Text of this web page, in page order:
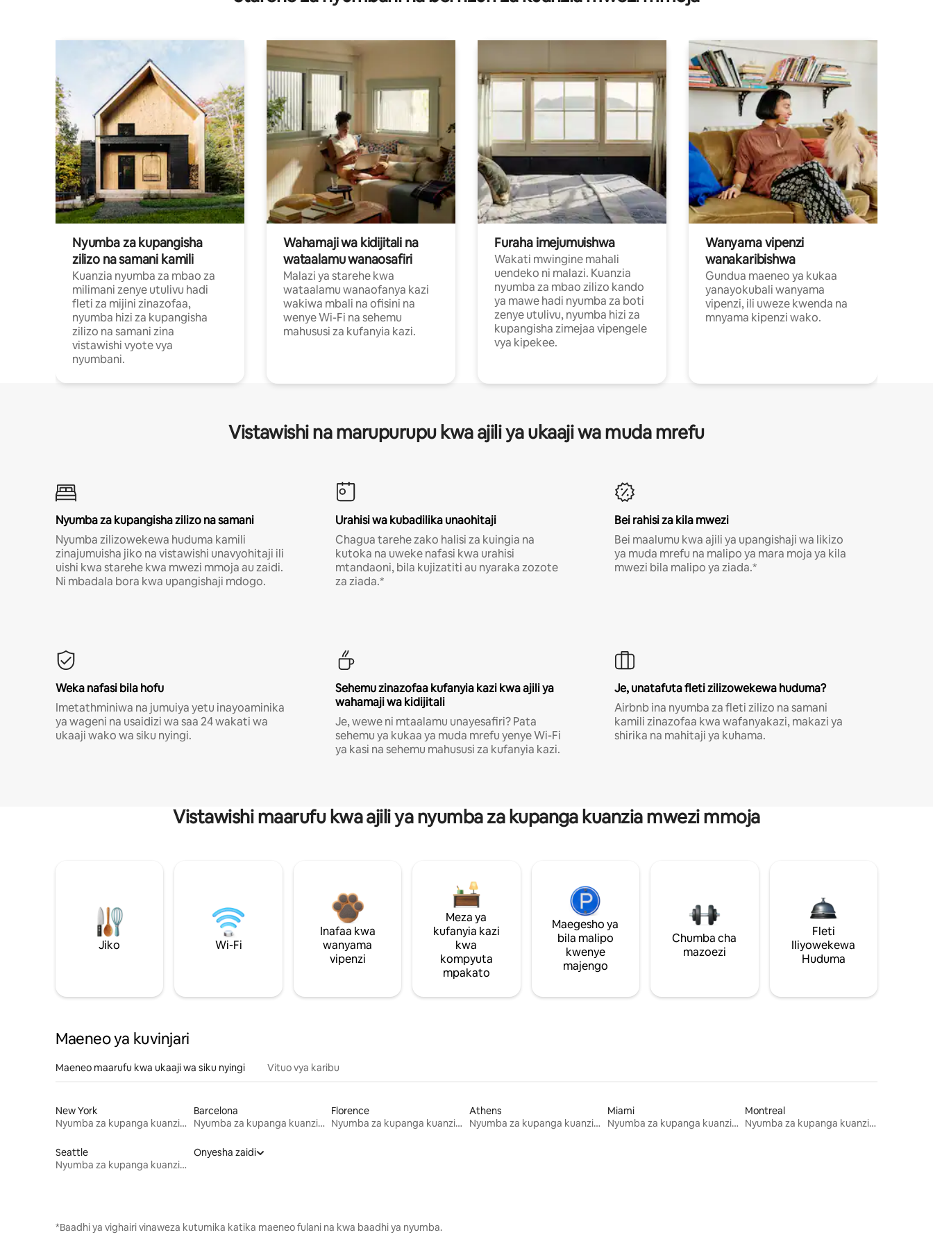
Nyumba za kupangisha
zilizo na samani kamili
Kuanzia nyumba za mbao za
milimani zenye utulivu hadi
fleti za mijini zinazofaa,
nyumba hizi za kupangisha
zilizo na samani zina
vistawishi vyote vya
nyumbani.
Wahamaji wa kidijitali na
wataalamu wanaosafiri
Malazi ya starehe kwa
wataalamu wanaofanya kazi
wakiwa mbali na ofisini na
wenye Wi-Fi na sehemu
mahususi za kufanyia kazi.
Furaha imejumuishwa
Wakati mwingine mahali
uendeko ni malazi. Kuanzia
nyumba za mbao zilizo kando
ya mawe hadi nyumba za boti
zenye utulivu, nyumba hizi za
kupangisha zimejaa vipengele
vya kipekee.
Wanyama vipenzi
wanakaribishwa
Gundua maeneo ya kukaa
yanayokubali wanyama
vipenzi, ili uweze kwenda na
mnyama kipenzi wako.
Vistawishi na marupurupu kwa ajili ya ukaaji wa muda mrefu
Nyumba za kupangisha zilizo na samani
Nyumba zilizowekewa huduma kamili
zinajumuisha jiko na vistawishi unavyohitaji ili
uishi kwa starehe kwa mwezi mmoja au zaidi.
Ni mbadala bora kwa upangishaji mdogo.
Urahisi wa kubadilika unaohitaji
Chagua tarehe zako halisi za kuingia na
kutoka na uweke nafasi kwa urahisi
mtandaoni, bila kujizatiti au nyaraka zozote
za ziada.*
Bei rahisi za kila mwezi
Bei maalumu kwa ajili ya upangishaji wa likizo
ya muda mrefu na malipo ya mara moja ya kila
mwezi bila malipo ya ziada.*
Weka nafasi bila hofu
Imetathminiwa na jumuiya yetu inayoaminika
ya wageni na usaidizi wa saa 24 wakati wa
ukaaji wako wa siku nyingi.
Sehemu zinazofaa kufanyia kazi kwa ajili ya
wahamaji wa kidijitali
Je, wewe ni mtaalamu unayesafiri? Pata
sehemu ya kukaa ya muda mrefu yenye Wi-Fi
ya kasi na sehemu mahususi za kufanyia kazi.
Je, unatafuta fleti zilizowekewa huduma?
Airbnb ina nyumba za fleti zilizo na samani
kamili zinazofaa kwa wafanyakazi, makazi ya
shirika na mahitaji ya kuhama.
Vistawishi maarufu kwa ajili ya nyumba za kupanga kuanzia mwezi mmoja
Jiko Wi-Fi
Inafaa kwa
wanyama
vipenzi
Meza ya
kufanyia kazi
kwa
kompyuta
mpakato
Maegesho ya
bila malipo
kwenye
majengo
Chumba cha
mazoezi
Fleti
Iliyowekewa
Huduma
Maeneo ya kuvinjari
Maeneo maarufu kwa ukaaji wa siku nyingi Vituo vya karibu
New York
Nyumba za kupanga kuanzia mwezi mmoja
Barcelona
Nyumba za kupanga kuanzia mwezi mmoja
Florence
Nyumba za kupanga kuanzia mwezi mmoja
Athens
Nyumba za kupanga kuanzia mwezi mmoja
Miami
Nyumba za kupanga kuanzia mwezi mmoja
Montreal
Nyumba za kupanga kuanzia mwezi mmoja
Seattle
Nyumba za kupanga kuanzia mwezi mmoja
Onyesha zaidi
*Baadhi ya vighairi vinaweza kutumika katika maeneo fulani na kwa baadhi ya nyumba.